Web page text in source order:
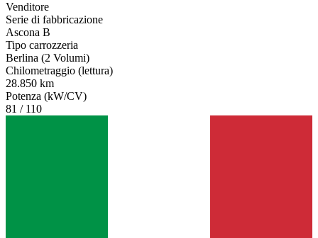
Venditore
Serie di fabbricazione
Ascona B
Tipo carrozzeria
Berlina (2 Volumi)
Chilometraggio (lettura)
28.850 km
Potenza (kW/CV)
81 / 110